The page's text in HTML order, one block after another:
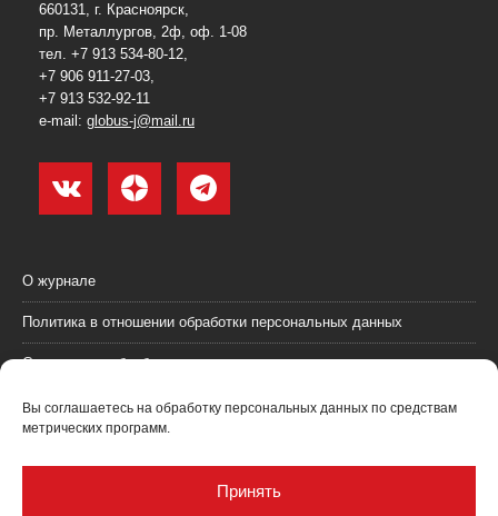
Вы соглашаетесь на обработку персональных данных по средствам
метрических программ.
Принять
660131, г. Красноярск,
пр. Металлургов, 2ф, оф. 1-08
тел. +7 913 534-80-12,
+7 906 911-27-03,
+7 913 532-92-11
e-mail: globus-j@mail.ru
О журнале
Политика в отношении обработки персональных данных
Согласие на обработку персональных данных
Пользовательское соглашение (оферта)